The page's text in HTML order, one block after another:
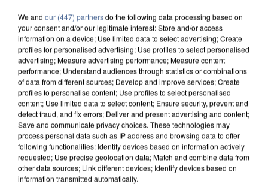
We and our (447) partnersdo the following data processing based on
your consent and/or our legitimate interest: Store and/or access
information on a device; Use limited data to select advertising; Create
profiles for personalised advertising; Use profiles to select personalised
advertising; Measure advertising performance; Measure content
performance; Understand audiences through statistics or combinations
of data from different sources; Develop and improve services; Create
profiles to personalise content; Use profiles to select personalised
content; Use limited data to select content; Ensure security, prevent and
detect fraud, and fix errors; Deliver and present advertising and content;
Save and communicate privacy choices. These technologies may
process personal data such as IP address and browsing data to offer
following functionalities: Identify devices based on information actively
requested; Use precise geolocation data; Match and combine data from
other data sources; Link different devices; Identify devices based on
information transmitted automatically.